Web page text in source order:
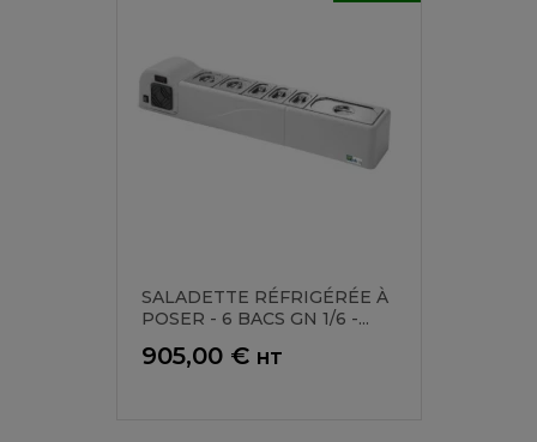
SALADETTE RÉFRIGÉRÉE À
POSER - 6 BACS GN 1/6 -...
Prix
905,00 € HT